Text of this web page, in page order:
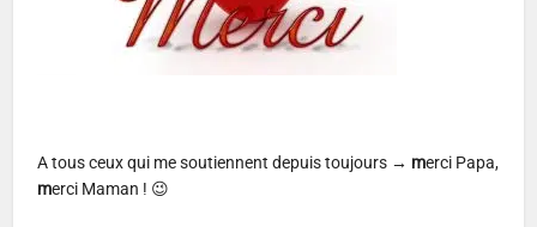
A tous ceux qui me soutiennent depuis toujours → merci Papa,
merci Maman ! 😉